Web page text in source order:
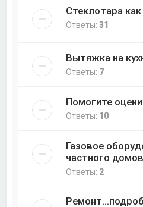
Стеклотара
Ответы:31
Вытяжка на
Ответы: 7
Помогите
Ответы: 10
Газовое
частного
Ответы: 2